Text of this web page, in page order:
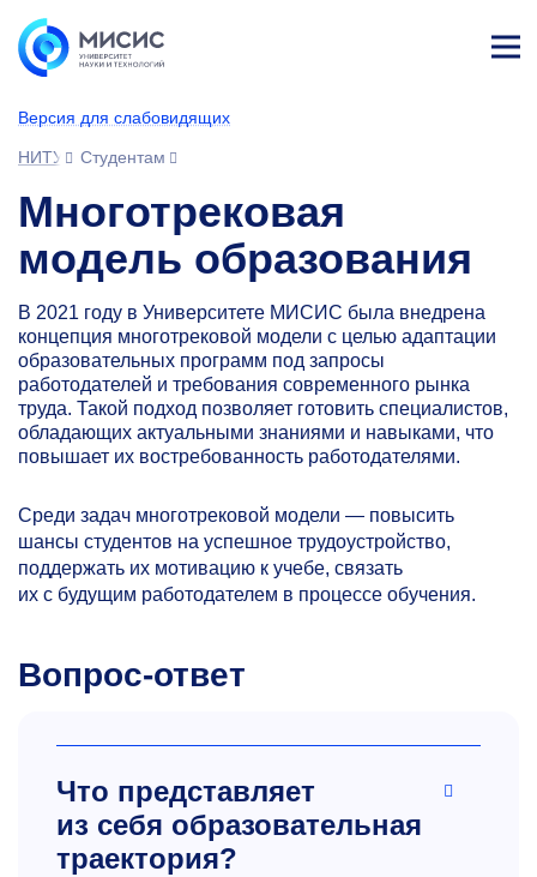
Версия для слабовидящих
НИТУ МИСИС
Студентам
Многотрековая
модель образования
В 2021 году в Университете МИСИС была внедрена
концепция многотрековой модели с целью адаптации
образовательных программ под запросы
работодателей и требования современного рынка
труда. Такой подход позволяет готовить специалистов,
обладающих актуальными знаниями и навыками, что
повышает их востребованность работодателями.
Среди задач многотрековой модели — повысить
шансы студентов на успешное трудоустройство,
поддержать их мотивацию к учебе, связать
их с будущим работодателем в процессе обучения.
Вопрос-ответ
Что представляет
из себя образовательная
траектория?